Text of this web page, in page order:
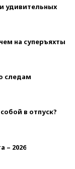
удивительных
на суперъяхты
следам
в отпуск?
– 2026